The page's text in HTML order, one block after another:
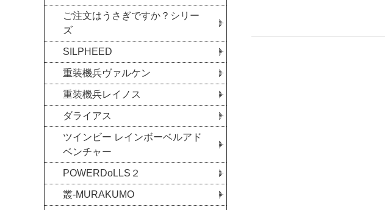
ご注文はうさぎですか？シリー
ズ
SILPHEED
重装機兵ヴァルケン
重装機兵レイノス
ダライアス
ツインビー レインボーベルアド
ベンチャー
POWERDoLLS２
叢-MURAKUMO